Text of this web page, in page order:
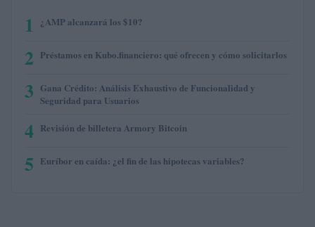
1 ¿AMP alcanzará los $10?
2 Préstamos en Kubo.financiero: qué ofrecen y cómo solicitarlos
3 Gana Crédito: Análisis Exhaustivo de Funcionalidad y
Seguridad para Usuarios
4 Revisión de billetera Armory Bitcoin
5 Euríbor en caída: ¿el fin de las hipotecas variables?